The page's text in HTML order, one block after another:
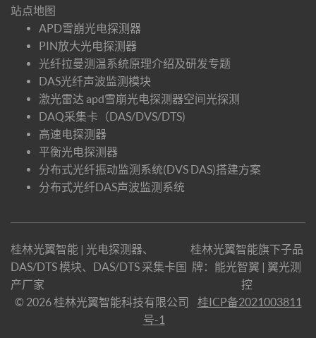
站点地图
APD雪崩光电探测器
PIN放大光电探测器
光纤拉曼测温系统原理介绍及研发专题
DAS光纤声波监测模块
激光雷达 apd雪崩光电探测器空间光探测
DAQ采集卡（DAS/DVS/DTS)
高速电探测器
平衡光电探测器
分布式光纤振动监测系统(DVS DAS)搭建方案
分布式光纤DAS声波监测系统
桂林光翼智能 | 光电探测器、
DAS/DTS 模块、DAS/DTS 采集卡国
产厂家
桂林光翼智能旗下子品
牌： 能光智翼 | 翼光测
控
© 2026 桂林光翼智能科技有限公司 桂ICP备2021003811
号-1